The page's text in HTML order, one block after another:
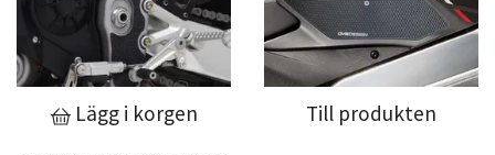
Lägg i korgen Till produkten